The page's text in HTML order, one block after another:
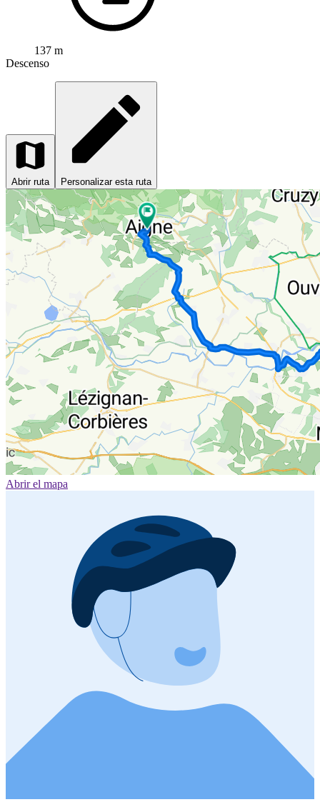
137 m
Descenso
Abrir ruta Personalizar esta ruta
Abrir el mapa